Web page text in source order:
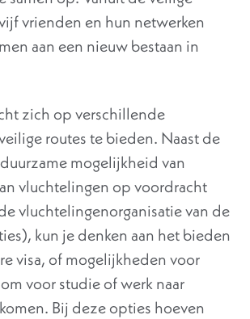
vrienden en hun netwerken
aan een nieuw bestaan in
zich op verschillende
routes te bieden. Naast de
mogelijkheid van
vluchtelingen op voordracht
vluchtelingenorganisatie van de
kun je denken aan het bieden
visa, of mogelijkheden voor
voor studie of werk naar
Bij deze opties hoeven